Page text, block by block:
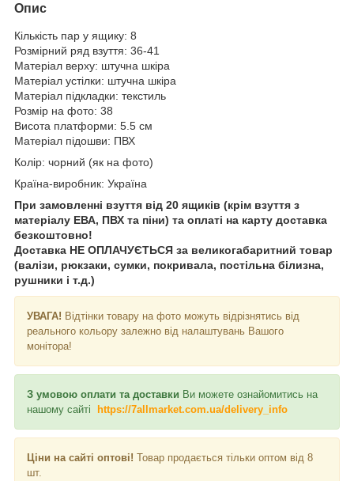
Опис
Кількість пар у ящику: 8
Розмірний ряд взуття: 36-41
Матеріал верху: штучна шкіра
Матеріал устілки: штучна шкіра
Матеріал підкладки: текстиль
Розмір на фото: 38
Висота платформи: 5.5 см
Матеріал підошви: ПВХ
Колір: чорний (як на фото)
Країна-виробник: Україна
При замовленні взуття від 20 ящиків (крім взуття з
матеріалу ЕВА, ПВХ та піни) та оплаті на карту доставка
безкоштовно!
Доставка НЕ ​​ОПЛАЧУЄТЬСЯ за великогабаритний товар
(валізи, рюкзаки, сумки, покривала, постільна білизна,
рушники і т.д.)
УВАГА! Відтінки товару на фото можуть відрізнятись від
реального кольору залежно від налаштувань Вашого
монітора!
З умовою оплати та доставки Ви можете ознайомитись на
нашому сайті
https://7allmarket.com.ua/delivery_info
Ціни на сайті оптові! Товар продається тільки оптом від 8
шт.